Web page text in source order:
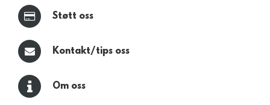
Støtt oss
Kontakt/tips oss
Om oss